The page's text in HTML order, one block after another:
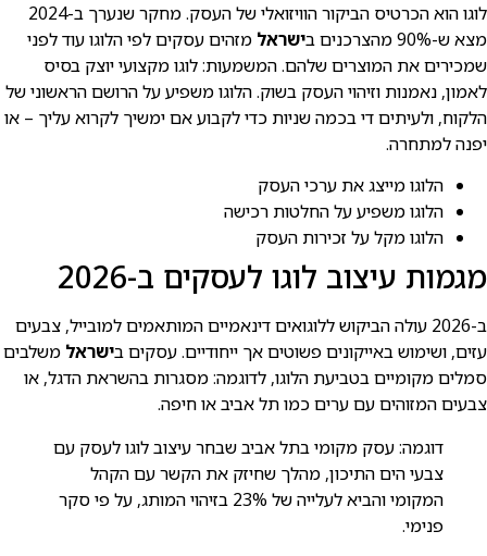
לוגו הוא הכרטיס הביקור הוויזואלי של העסק. מחקר שנערך ב-2024
מצא ש-90% מהצרכנים ב
ישראל מזהים עסקים לפי הלוגו עוד לפני
שמכירים את המוצרים שלהם. המשמעות: לוגו מקצועי יוצק בסיס
לאמון, נאמנות וזיהוי העסק בשוק. הלוגו משפיע על הרושם הראשוני של
הלקוח, ולעיתים די בכמה שניות כדי לקבוע אם ימשיך לקרוא עליך – או
יפנה למתחרה.
הלוגו מייצג את ערכי העסק
הלוגו משפיע על החלטות רכישה
הלוגו מקל על זכירות העסק
מגמות עיצוב לוגו לעסקים ב-2026
ב-2026 עולה הביקוש ללוגואים דינאמיים המותאמים למובייל, צבעים
עזים, ושימוש באייקונים פשוטים אך ייחודיים. עסקים בישראל משלבים
סמלים מקומיים בטביעת הלוגו, לדוגמה: מסגרות בהשראת הדגל, או
צבעים המזוהים עם ערים כמו תל אביב או חיפה.
דוגמה: עסק מקומי בתל אביב שבחר עיצוב לוגו לעסק עם
צבעי הים התיכון, מהלך שחיזק את הקשר עם הקהל
המקומי והביא לעלייה של 23% בזיהוי המותג, על פי סקר
פנימי.